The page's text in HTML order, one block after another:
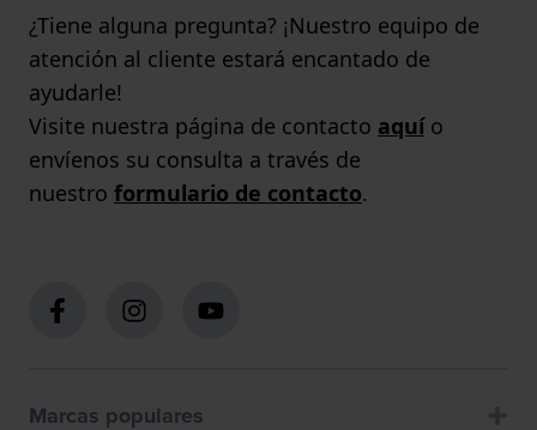
¿Tiene alguna pregunta? ¡Nuestro equipo de
atención al cliente estará encantado de
ayudarle!
Visite nuestra página de contacto aquío
envíenos su consulta a través de
nuestro formulario de contacto.
Marcas populares